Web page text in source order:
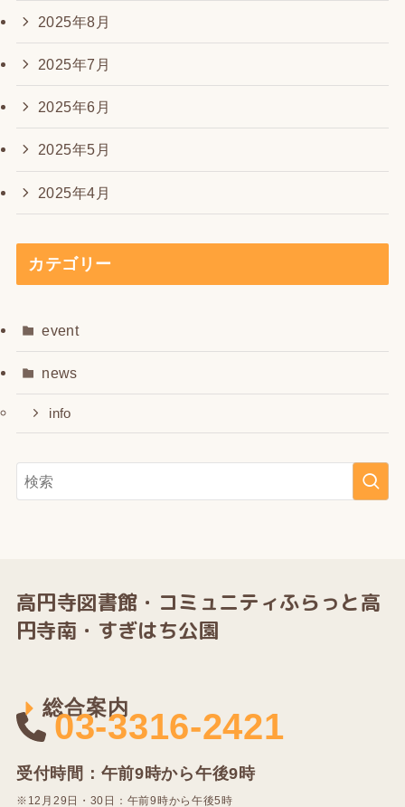
2025年8月
2025年7月
2025年6月
2025年5月
2025年4月
カテゴリー
event
news
info
高円寺図書館・ コミュニティふらっと高
円寺南・すぎはち公園
総合案内
03-3316-2421
受付時間：午前9時から午後9時
※12⽉29⽇・30⽇：午前9時から午後5時